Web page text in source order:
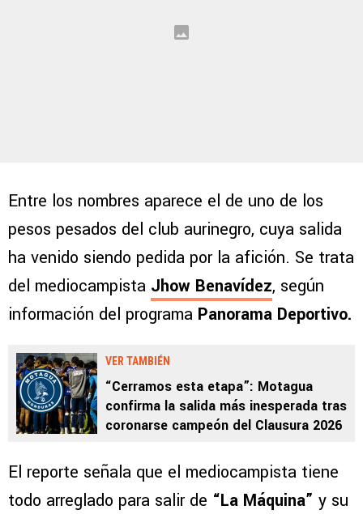
Entre los nombres aparece el de uno de los
pesos pesados del club aurinegro, cuya salida
ha venido siendo pedida por la afición. Se trata
del mediocampista Jhow Benavídez, según
información del programa Panorama Deportivo.
VER TAMBIÉN
“Cerramos esta etapa”: Motagua
confirma la salida más inesperada tras
coronarse campeón del Clausura 2026
El reporte señala que el mediocampista tiene
todo arreglado para salir de “La Máquina” y su